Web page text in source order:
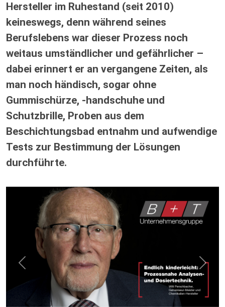
Hersteller im Ruhestand (seit 2010)
keineswegs, denn während seines
Berufslebens war dieser Prozess noch
weitaus umständlicher und gefährlicher –
dabei erinnert er an vergangene Zeiten, als
man noch händisch, sogar ohne
Gummischürze, -handschuhe und
Schutzbrille, Proben aus dem
Beschichtungsbad entnahm und aufwendige
Tests zur Bestimmung der Lösungen
durchführte.